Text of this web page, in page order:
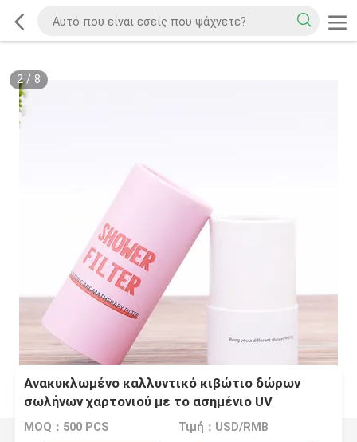
2/ 8
Ανακυκλωμένο καλλυντικό κιβώτιο δώρων
σωλήνων χαρτονιού με το ασημένιο UV
επίστρωμα φύλλων αλουμινίου
MOQ：500 PCS Τιμή：USD/RMB